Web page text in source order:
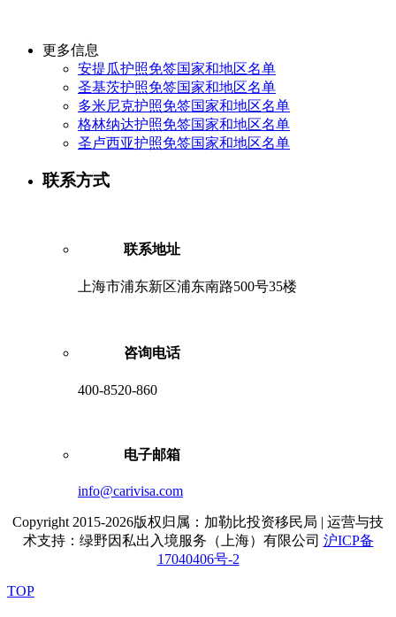
更多信息
安提瓜护照免签国家和地区名单
圣基茨护照免签国家和地区名单
多米尼克护照免签国家和地区名单
格林纳达护照免签国家和地区名单
圣卢西亚护照免签国家和地区名单
联系方式
联系地址
上海市浦东新区浦东南路500号35楼
咨询电话
400-8520-860
电子邮箱
info@carivisa.com
Copyright 2015-2026版权归属：加勒比投资移民局 | 运营与技
术支持：绿野因私出入境服务（上海）有限公司 沪ICP备
17040406号-2
TOP